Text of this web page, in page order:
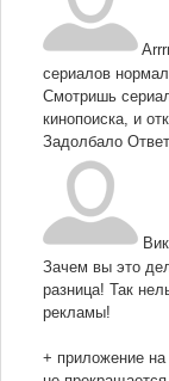
сериалов
Смотришь
кинопоиска, и
Задолбало
Зачем вы это
разница! Так
рекламы!
+ приложение